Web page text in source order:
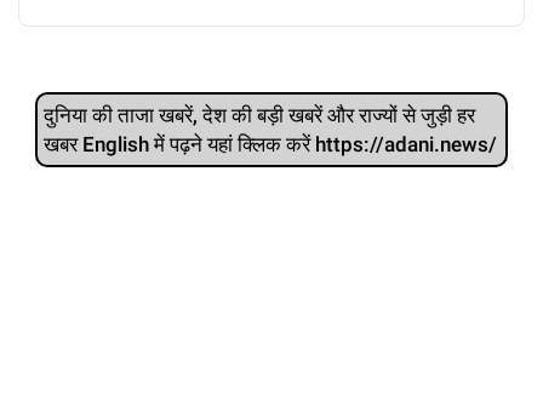
दुनिया की ताजा खबरें, देश की बड़ी खबरें और राज्‍यों से जुड़ी हर
खबर English में पढ़ने यहां क्लिक करें https://adani.news/